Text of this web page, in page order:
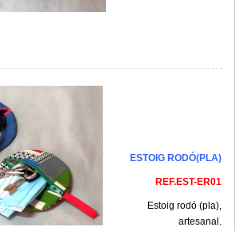
ESTOIG RODÓ(PLA)
REF.EST-ER01
Estoig rodó (pla),
artesanal.